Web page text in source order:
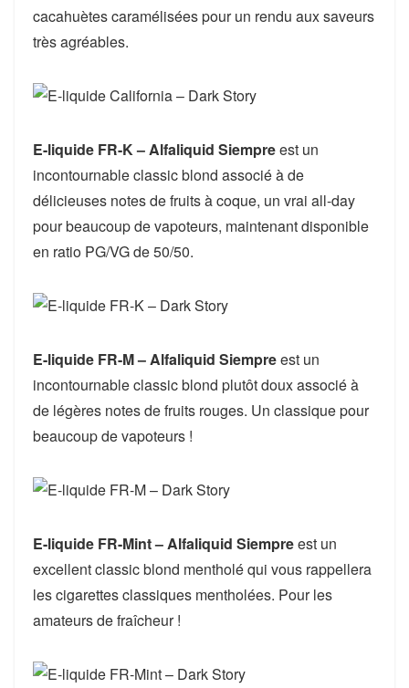
cacahuètes caramélisées pour un rendu aux saveurs
très agréables.
E-liquide FR-K – Alfaliquid Siempreest un
incontournable classic blond associé à de
délicieuses notes de fruits à coque, un vrai all-day
pour beaucoup de vapoteurs, maintenant disponible
en ratio PG/VG de 50/50.
E-liquide FR-M – Alfaliquid Siempreest un
incontournable classic blond plutôt doux associé à
de légères notes de fruits rouges. Un classique pour
beaucoup de vapoteurs !
E-liquide FR-Mint – Alfaliquid Siempreest un
excellent classic blond mentholé qui vous rappellera
les cigarettes classiques mentholées. Pour les
amateurs de fraîcheur !